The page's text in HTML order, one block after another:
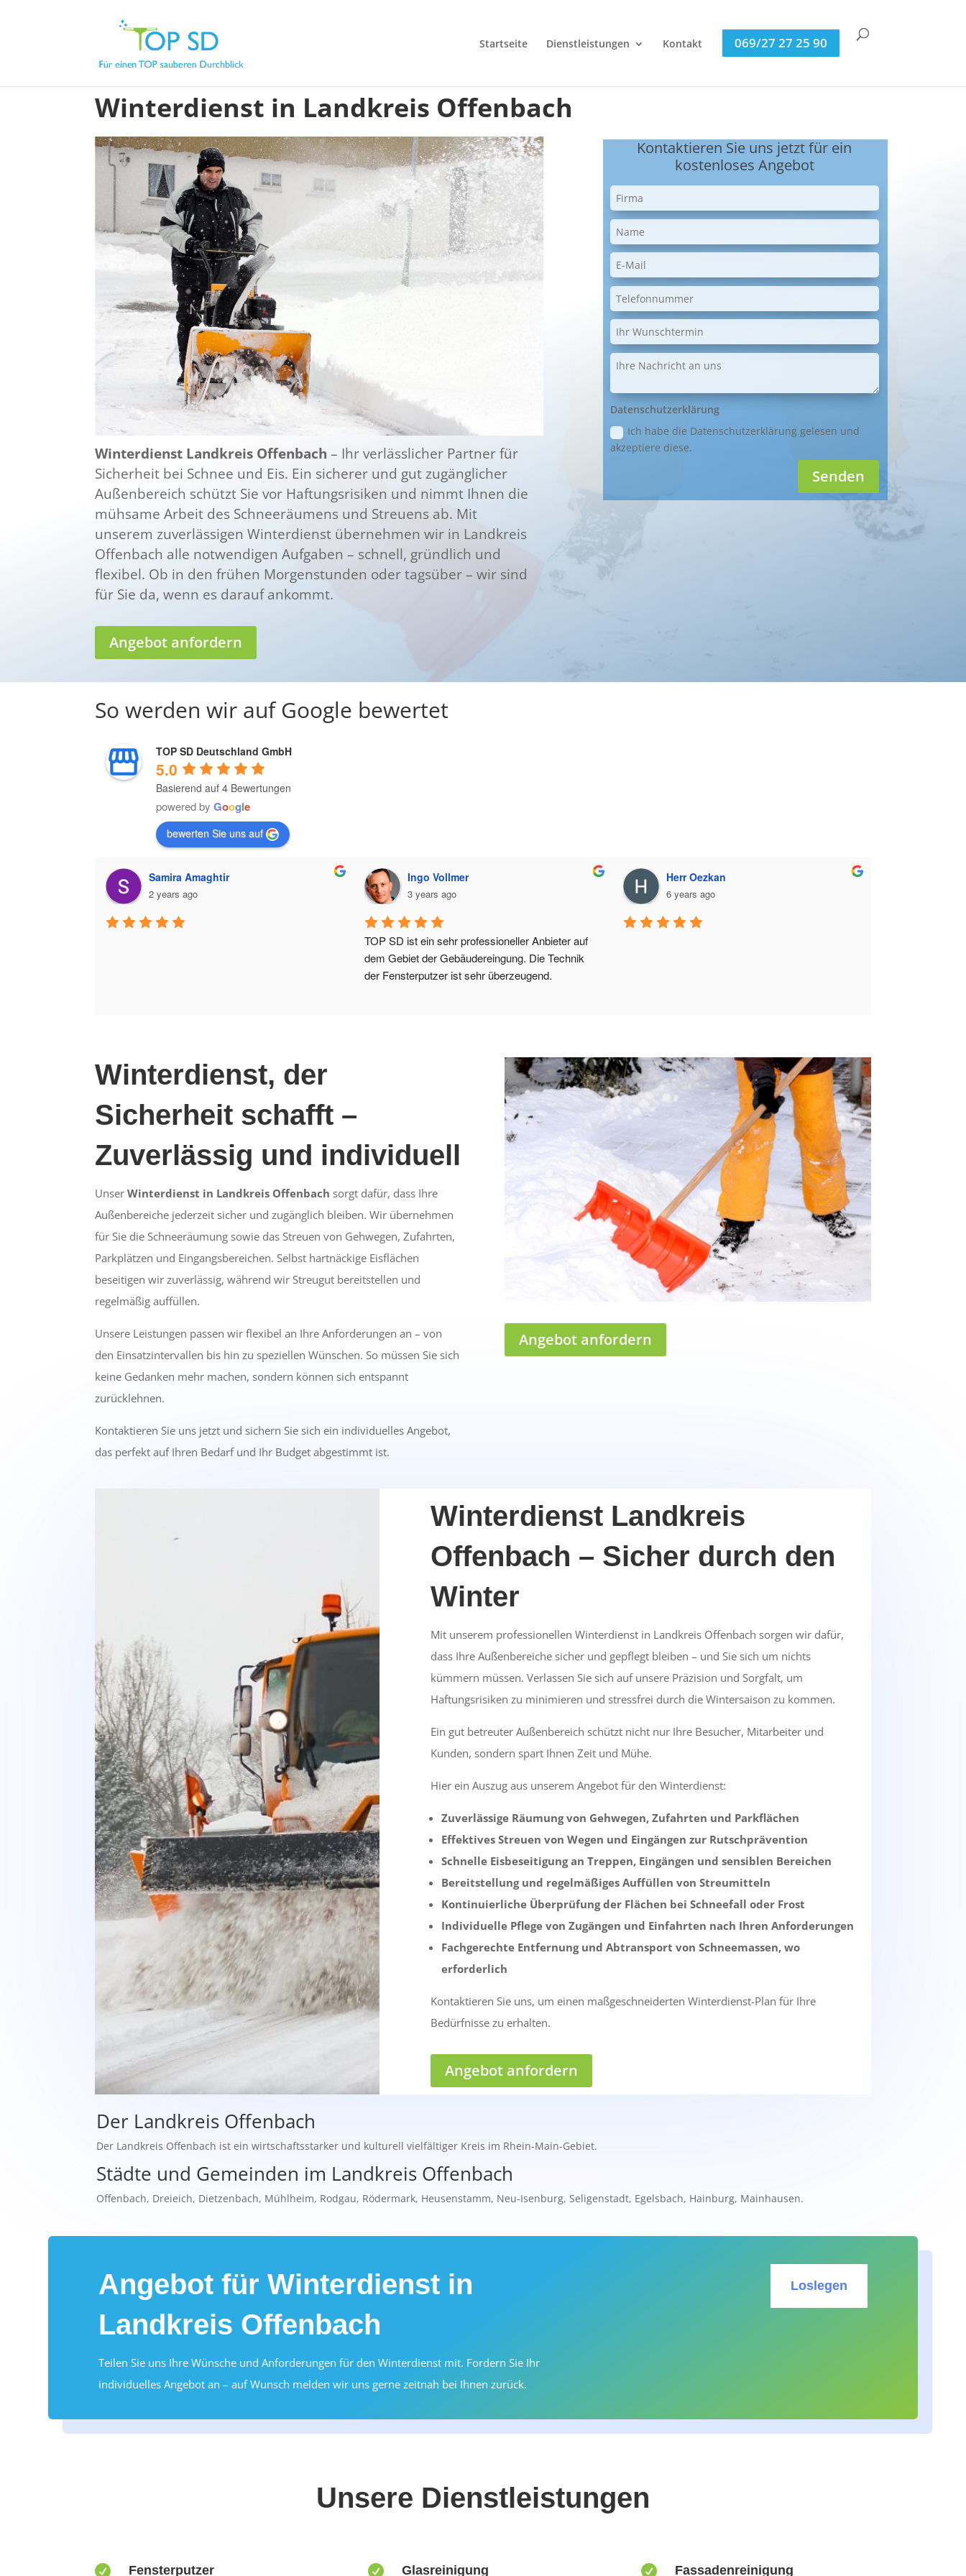
Startseite Dienstleistungen Kontakt 069/27 27 25 90
Winterdienst in Landkreis Offenbach
Winterdienst Landkreis Offenbach – Ihr verlässlicher Partner für
Sicherheit bei Schnee und Eis. Ein sicherer und gut zugänglicher
Außenbereich schützt Sie vor Haftungsrisiken und nimmt Ihnen die
mühsame Arbeit des Schneeräumens und Streuens ab. Mit
unserem zuverlässigen Winterdienst übernehmen wir in Landkreis
Offenbach alle notwendigen Aufgaben – schnell, gründlich und
flexibel. Ob in den frühen Morgenstunden oder tagsüber – wir sind
für Sie da, wenn es darauf ankommt.
Angebot anfordern
Kontaktieren Sie uns jetzt für ein
kostenloses Angebot
Datenschutzerklärung
Ich habe die Datenschutzerklärung gelesen und
akzeptiere diese.
Senden
So werden wir auf Google bewertet
TOP SD Deutschland GmbH
5.0
Basierend auf 4 Bewertungen
powered by Google
bewerten Sie uns auf
Samira Amaghtir
2 years ago
Ingo Vollmer
3 years ago
TOP SD ist ein sehr professioneller Anbieter auf
dem Gebiet der Gebäudereingung. Die Technik
der Fensterputzer ist sehr überzeugend.
Herr Oezkan
6 years ago
Winterdienst, der
Sicherheit schafft –
Zuverlässig und individuell
Unser Winterdienst in Landkreis Offenbach sorgt dafür, dass Ihre
Außenbereiche jederzeit sicher und zugänglich bleiben. Wir übernehmen
für Sie die Schneeräumung sowie das Streuen von Gehwegen, Zufahrten,
Parkplätzen und Eingangsbereichen. Selbst hartnäckige Eisflächen
beseitigen wir zuverlässig, während wir Streugut bereitstellen und
regelmäßig auffüllen.
Unsere Leistungen passen wir flexibel an Ihre Anforderungen an – von
den Einsatzintervallen bis hin zu speziellen Wünschen. So müssen Sie sich
keine Gedanken mehr machen, sondern können sich entspannt
zurücklehnen.
Kontaktieren Sie uns jetzt und sichern Sie sich ein individuelles Angebot,
das perfekt auf Ihren Bedarf und Ihr Budget abgestimmt ist.
Angebot anfordern
Winterdienst Landkreis
Offenbach – Sicher durch den
Winter
Mit unserem professionellen Winterdienst in Landkreis Offenbach sorgen wir dafür,
dass Ihre Außenbereiche sicher und gepflegt bleiben – und Sie sich um nichts
kümmern müssen. Verlassen Sie sich auf unsere Präzision und Sorgfalt, um
Haftungsrisiken zu minimieren und stressfrei durch die Wintersaison zu kommen.
Ein gut betreuter Außenbereich schützt nicht nur Ihre Besucher, Mitarbeiter und
Kunden, sondern spart Ihnen Zeit und Mühe.
Hier ein Auszug aus unserem Angebot für den Winterdienst:
Zuverlässige Räumung von Gehwegen, Zufahrten und Parkflächen
Effektives Streuen von Wegen und Eingängen zur Rutschprävention
Schnelle Eisbeseitigung an Treppen, Eingängen und sensiblen Bereichen
Bereitstellung und regelmäßiges Auffüllen von Streumitteln
Kontinuierliche Überprüfung der Flächen bei Schneefall oder Frost
Individuelle Pflege von Zugängen und Einfahrten nach Ihren Anforderungen
Fachgerechte Entfernung und Abtransport von Schneemassen, wo
erforderlich
Kontaktieren Sie uns, um einen maßgeschneiderten Winterdienst-Plan für Ihre
Bedürfnisse zu erhalten.
Angebot anfordern
Der Landkreis Offenbach
Der Landkreis Offenbach ist ein wirtschaftsstarker und kulturell vielfältiger Kreis im Rhein-Main-Gebiet.
Städte und Gemeinden im Landkreis Offenbach
Offenbach, Dreieich, Dietzenbach, Mühlheim, Rodgau, Rödermark, Heusenstamm, Neu-Isenburg, Seligenstadt, Egelsbach, Hainburg, Mainhausen.
Angebot für Winterdienst in
Landkreis Offenbach
Teilen Sie uns Ihre Wünsche und Anforderungen für den Winterdienst mit. Fordern Sie Ihr
individuelles Angebot an – auf Wunsch melden wir uns gerne zeitnah bei Ihnen zurück.
Loslegen
Unsere Dienstleistungen
 Fensterputzer  Glasreinigung  Fassadenreinigung